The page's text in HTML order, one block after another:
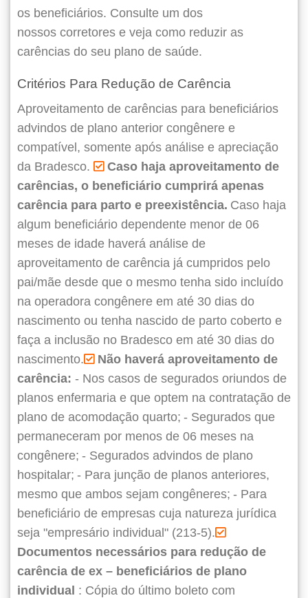
os beneficiários. Consulte um dos
nossos corretores e veja como reduzir as
carências do seu plano de saúde.
Critérios Para Redução de Carência
Aproveitamento de carências para beneficiários
advindos de plano anterior congênere e
compatível, somente após análise e apreciação
da Bradesco.
Caso haja aproveitamento de
carências, o beneficiário cumprirá apenas
carência para parto e preexistência. Caso haja
algum beneficiário dependente menor de 06
meses de idade haverá análise de
aproveitamento de carência já cumpridos pelo
pai/mãe desde que o mesmo tenha sido incluído
na operadora congênere em até 30 dias do
nascimento ou tenha nascido de parto coberto e
faça a inclusão no Bradesco em até 30 dias do
nascimento.
Não haverá aproveitamento de
carência: - Nos casos de segurados oriundos de
planos enfermaria e que optem na contratação de
plano de acomodação quarto; - Segurados que
permaneceram por menos de 06 meses na
congênere; - Segurados advindos de plano
hospitalar; - Para junção de planos anteriores,
mesmo que ambos sejam congêneres; - Para
beneficiário de empresas cuja natureza jurídica
seja "empresário individual" (213-5).
Documentos necessários para redução de
carência de ex – beneficiários de plano
individual : Cópia do último boleto com